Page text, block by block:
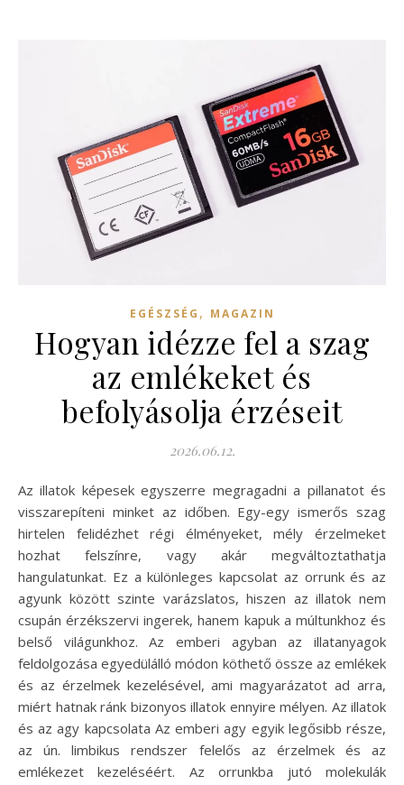
EGÉSZSÉG , MAGAZIN
Hogyan idézze fel a szag
az emlékeket és
befolyásolja érzéseit
2026.06.12.
Az illatok képesek egyszerre megragadni a pillanatot és
visszarepíteni minket az időben. Egy-egy ismerős szag
hirtelen felidézhet régi élményeket, mély érzelmeket
hozhat felszínre, vagy akár megváltoztathatja
hangulatunkat. Ez a különleges kapcsolat az orrunk és az
agyunk között szinte varázslatos, hiszen az illatok nem
csupán érzékszervi ingerek, hanem kapuk a múltunkhoz és
belső világunkhoz. Az emberi agyban az illatanyagok
feldolgozása egyedülálló módon köthető össze az emlékek
és az érzelmek kezelésével, ami magyarázatot ad arra,
miért hatnak ránk bizonyos illatok ennyire mélyen. Az illatok
és az agy kapcsolata Az emberi agy egyik legősibb része,
az ún. limbikus rendszer felelős az érzelmek és az
emlékezet kezeléséért. Az orrunkba jutó molekulák